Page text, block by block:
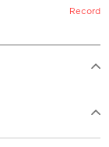
Record